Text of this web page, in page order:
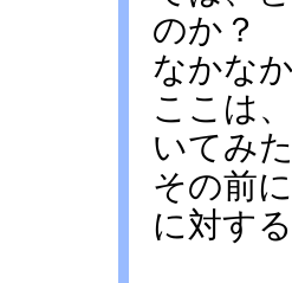
のか？
なかな
ここは
いてみ
その前
に対す